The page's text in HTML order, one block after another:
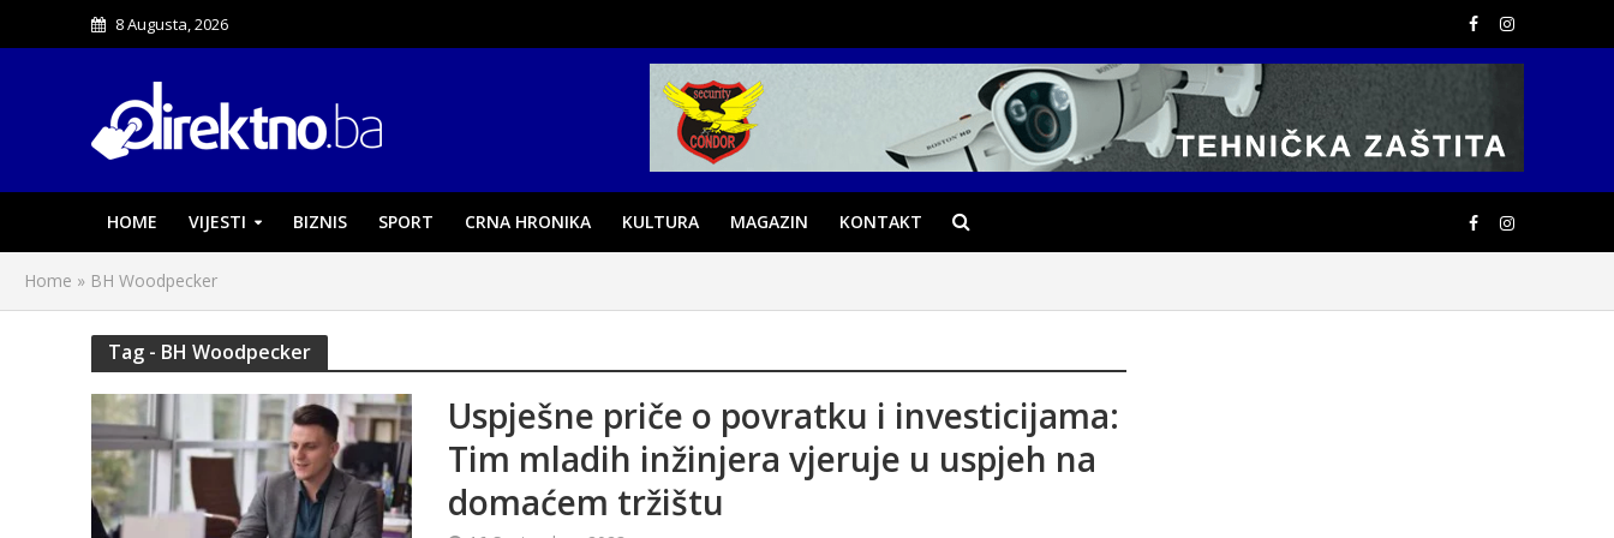
8 Augusta, 2026
HOME VIJESTI BIZNIS SPORT CRNA HRONIKA KULTURA MAGAZIN KONTAKT
Home » BH Woodpecker
Tag - BH Woodpecker
Uspješne priče o povratku i investicijama:
Tim mladih inžinjera vjeruje u uspjeh na
domaćem tržištu